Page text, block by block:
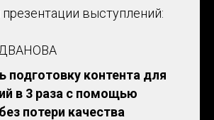
презентации выступлений:
подготовку контента для
в 3 раза с помощью
потери качества